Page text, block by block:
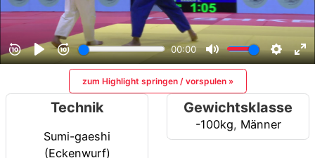
zum Highlight springen / vorspulen »
Technik
Sumi-gaeshi
(Eckenwurf)
Gewichtsklasse
-100kg, Männer